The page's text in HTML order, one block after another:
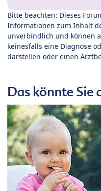
Bitte beachten: Dieses
Informationen zum Inhalt
unverbindlich und können
keinesfalls eine Diagnose
darstellen oder einen
Das könnte Sie